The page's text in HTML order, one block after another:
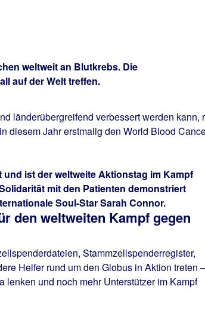
weltweit an Blutkrebs. Die
auf der Welt treffen.
länderübergreifend verbessert werden kann,
diesem Jahr erstmalig den World Blood
ist der weltweite Aktionstag im Kampf
mit den Patienten demonstriert
Soul-Star Sarah Connor.
den weltweiten Kampf gegen
Stammzellspenderregister,
Helfer rund um den Globus in Aktion treten –
lenken und noch mehr Unterstützer im Kampf